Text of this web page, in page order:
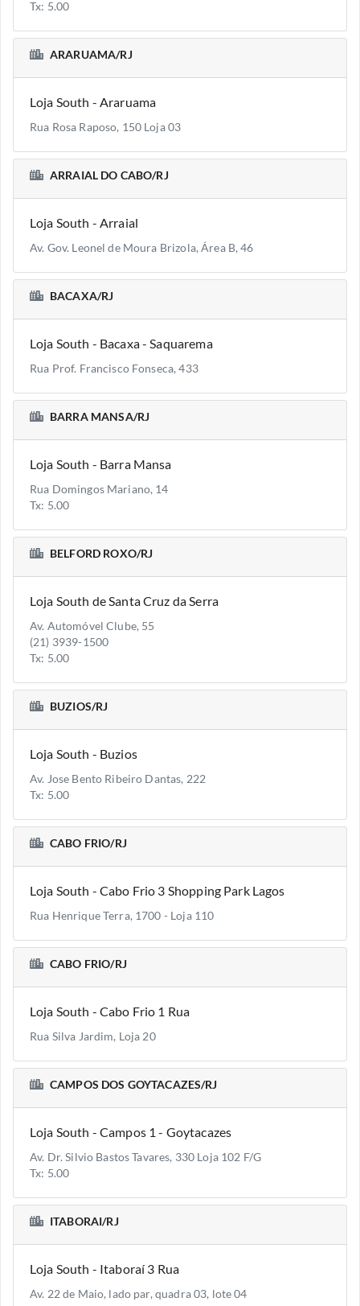
Tx: 5.00
ARARUAMA/RJ
Loja South - Araruama
Rua Rosa Raposo, 150 Loja 03
ARRAIAL DO CABO/RJ
Loja South - Arraial
Av. Gov. Leonel de Moura Brizola, Área B, 46
BACAXA/RJ
Loja South - Bacaxa - Saquarema
Rua Prof. Francisco Fonseca, 433
BARRA MANSA/RJ
Loja South - Barra Mansa
Rua Domingos Mariano, 14
Tx: 5.00
BELFORD ROXO/RJ
Loja South de Santa Cruz da Serra
Av. Automóvel Clube, 55
(21) 3939-1500
Tx: 5.00
BUZIOS/RJ
Loja South - Buzios
Av. Jose Bento Ribeiro Dantas, 222
Tx: 5.00
CABO FRIO/RJ
Loja South - Cabo Frio 3 Shopping Park Lagos
Rua Henrique Terra, 1700 - Loja 110
CABO FRIO/RJ
Loja South - Cabo Frio 1 Rua
Rua Silva Jardim, Loja 20
CAMPOS DOS GOYTACAZES/RJ
Loja South - Campos 1 - Goytacazes
Av. Dr. Silvio Bastos Tavares, 330 Loja 102 F/G
Tx: 5.00
ITABORAI/RJ
Loja South - Itaboraí 3 Rua
Av. 22 de Maio, lado par, quadra 03, lote 04